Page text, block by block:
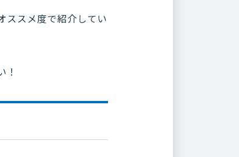
ススメ度で紹介してい
！